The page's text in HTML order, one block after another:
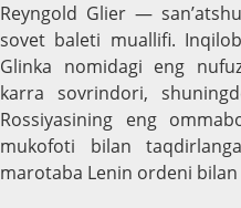
Reyngold Glier —
sovet baleti muallifi.
Glinka nomidagi eng
karra sovrindori,
Rossiyasining eng
mukofoti bilan
marotaba Lenin ordeni